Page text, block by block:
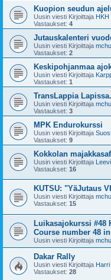
Kuopion seudun
Uusin viesti Kirjoittaja HKH
Vastaukset: 4
Jutauskalenteri
Uusin viesti Kirjoittaja
Vastaukset: 2
Keskipohjanmaa
Uusin viesti Kirjoittaja
Vastaukset: 1
TransLappia
Uusin viesti Kirjoittaja
Vastaukset: 3
MPK Endurokurssi
Uusin viesti Kirjoittaja
Vastaukset: 9
Kokkolan
Uusin viesti Kirjoittaja Leevi
Vastaukset: 16
KUTSU: "YäJutaus
Uusin viesti Kirjoittaja
Vastaukset: 15
Luikasajokurssi #48
Course number 48
Uusin viesti Kirjoittaja
Dakar Rally
Uusin viesti Kirjoittaja
Vastaukset: 28